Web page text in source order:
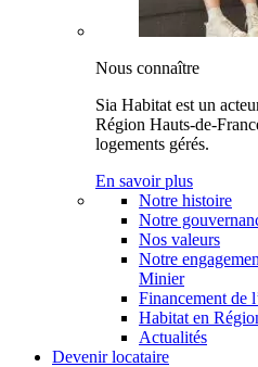
Nous connaître
Sia Habitat est un
Région Hauts-de-
logements gérés.
En savoir plus
Notre histoire
Notre
Nos valeurs
Notre
Minier
Financement de
Habitat en
Actualités
Devenir locataire